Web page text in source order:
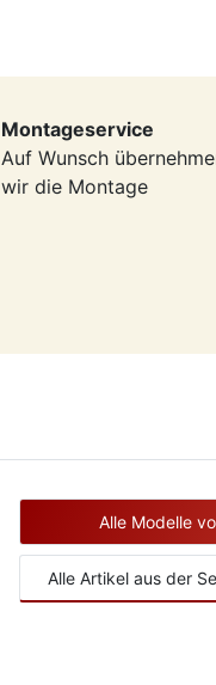
Montageservice
Auf Wunsch
wir die Montage
Alle Modelle
Alle Artikel aus der